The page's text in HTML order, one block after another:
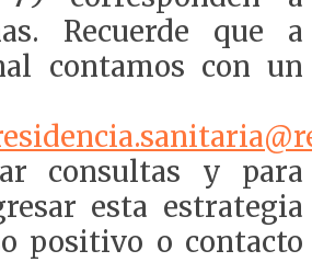
Recuerde que a
contamos con un
consultas y para
esta estrategia
positivo o contacto